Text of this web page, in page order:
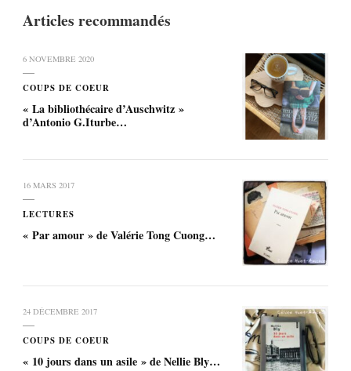
Articles recommandés
6 NOVEMBRE 2020
COUPS DE COEUR
« La bibliothécaire d’Auschwitz »
d’Antonio G.Iturbe…
16 MARS 2017
LECTURES
« Par amour » de Valérie Tong Cuong…
24 DÉCEMBRE 2017
COUPS DE COEUR
« 10 jours dans un asile » de Nellie Bly…